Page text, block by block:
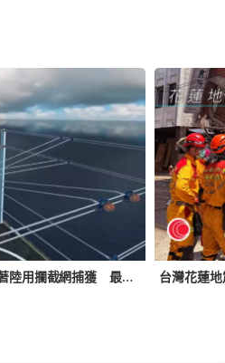
長征十號火箭研新回收技術 無需著陸用攔截網捕獲 最快2025年試射